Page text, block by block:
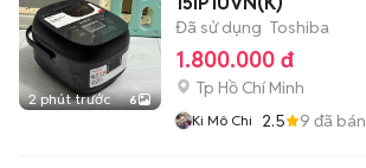
2 phút trước 6
Đã sử dụng Toshiba
1.800.000 đ
Tp Hồ Chí Minh
Ki Mô Chi 2.5 9 đã bán